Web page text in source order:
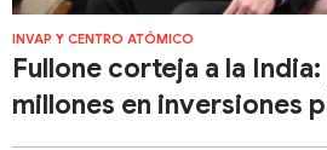
INVAP Y CENTRO ATÓMICO
Fullone corteja a la
millones en inversiones